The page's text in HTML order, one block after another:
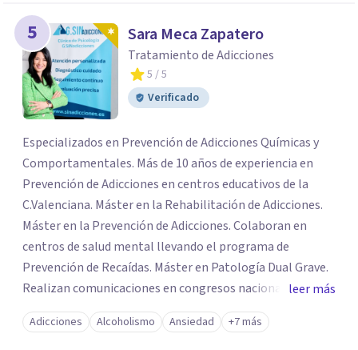
5 Sara Meca Zapatero
Tratamiento de Adicciones
5 / 5
Verificado
Especializados en Prevención de Adicciones Químicas y
Comportamentales. Más de 10 años de experiencia en
Prevención de Adicciones en centros educativos de la
C.Valenciana. Máster en la Rehabilitación de Adicciones.
Máster en la Prevención de Adicciones. Colaboran en
centros de salud mental llevando el programa de
Prevención de Recaídas. Máster en Patología Dual Grave.
Realizan comunicaciones en congresos nacionales e
internacionales destinados a la formación e
investigación de la Patología Dual (SEPD). Expertos en la
leer más
Adicciones Alcoholismo Ansiedad +7 más